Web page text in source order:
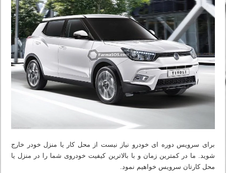
برای سرویس دوره ای خودرو نیاز نیست از محل کار یا منزل خودر خارج
شوید. ما در کمترین زمان و با بالاترین کیفیت خودروی شما را در منزل یا
محل کارتان سرویس خواهیم نمود.